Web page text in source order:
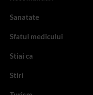
Sanatate
Sfatul medicului
Stiai ca
Stiri